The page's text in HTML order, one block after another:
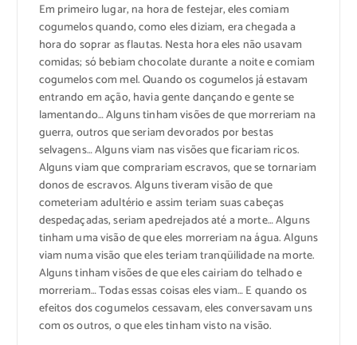
Em primeiro lugar, na hora de festejar, eles comiam
cogumelos quando, como eles diziam, era chegada a
hora do soprar as flautas. Nesta hora eles não usavam
comidas; só bebiam chocolate durante a noite e comiam
cogumelos com mel. Quando os cogumelos já estavam
entrando em ação, havia gente dançando e gente se
lamentando… Alguns tinham visões de que morreriam na
guerra, outros que seriam devorados por bestas
selvagens… Alguns viam nas visões que ficariam ricos.
Alguns viam que comprariam escravos, que se tornariam
donos de escravos. Alguns tiveram visão de que
cometeriam adultério e assim teriam suas cabeças
despedaçadas, seriam apedrejados até a morte… Alguns
tinham uma visão de que eles morreriam na água. Alguns
viam numa visão que eles teriam tranqüilidade na morte.
Alguns tinham visões de que eles cairiam do telhado e
morreriam… Todas essas coisas eles viam… E quando os
efeitos dos cogumelos cessavam, eles conversavam uns
com os outros, o que eles tinham visto na visão.